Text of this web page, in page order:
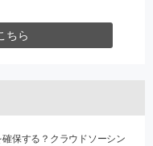
ちら
保する？クラウドソーシン